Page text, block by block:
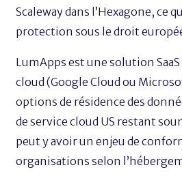
Scaleway dans l’Hexagone, ce
protection sous le droit
LumApps est une solution
cloud (Google Cloud ou
options de résidence des
de service cloud US restant
peut y avoir un enjeu de
organisations selon